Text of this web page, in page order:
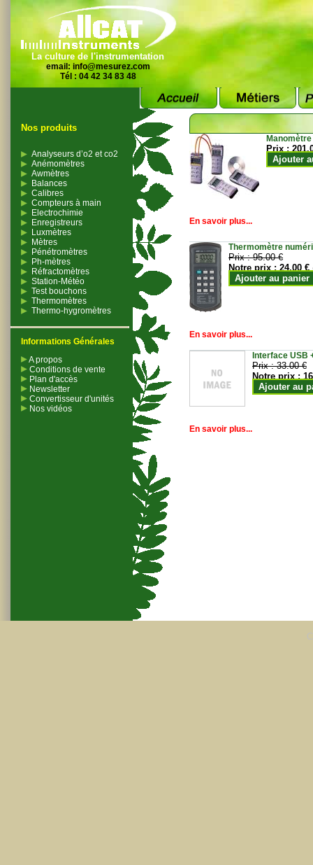
La culture de l'instrumentation
email: info@mesurez.com
Tél : 04 42 34 83 48
Nos produits
Analyseurs d’o2 et co2
Anémomètres
Awmètres
Balances
Calibres
Compteurs à main
Electrochimie
Enregistreurs
Luxmètres
Mètres
Pénétromètres
Ph-mètres
Réfractomètres
Station-Météo
Test bouchons
Thermomètres
Thermo-hygromètres
Informations Générales
A propos
Conditions de vente
Plan d'accès
Newsletter
Convertisseur d'unités
Nos vidéos
Prix :
Ajouter
En savoir plus...
Thermomètre
Prix :95.00 €
Notre prix :24.00 €
Ajouter au panier
En savoir plus...
Interface USB
Prix :33.00 €
Notre prix :
Ajouter au
En savoir plus...